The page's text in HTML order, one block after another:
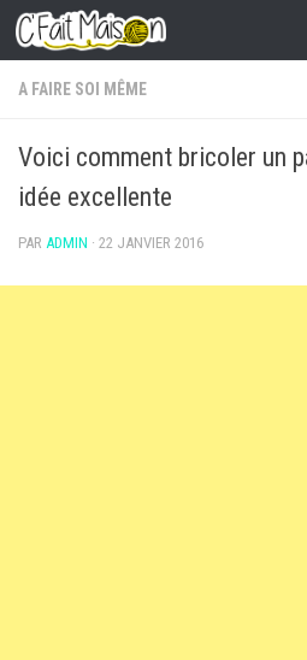
Skip to content
A FAIRE SOI MÊME
Voici comment bricoler un
idée excellente
PAR ADMIN · 22 JANVIER 2016